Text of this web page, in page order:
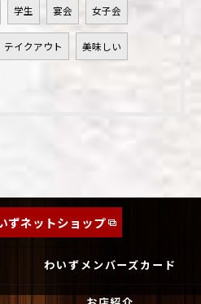
学生 宴会 女子会
テイクアウト 美味しい
ずネットショップ
わいずメンバーズカード